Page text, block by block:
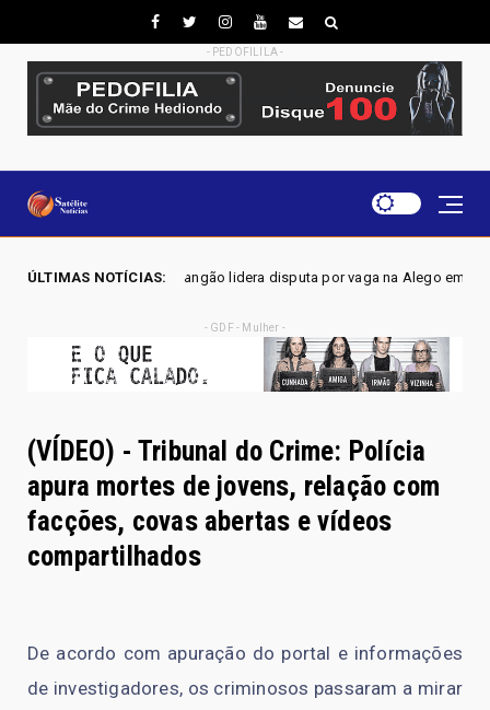
- PEDOFILILA -
ÚLTIMAS NOTÍCIAS:
lidera disputa por vaga na Alego em Novo Gama, aponta pesquisa IGAPE
- GDF - Mulher -
(VÍDEO) - Tribunal do Crime: Polícia
apura mortes de jovens, relação com
facções, covas abertas e vídeos
compartilhados
De acordo com apuração do portal e informações
de investigadores, os criminosos passaram a mirar